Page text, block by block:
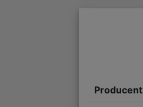
Producent